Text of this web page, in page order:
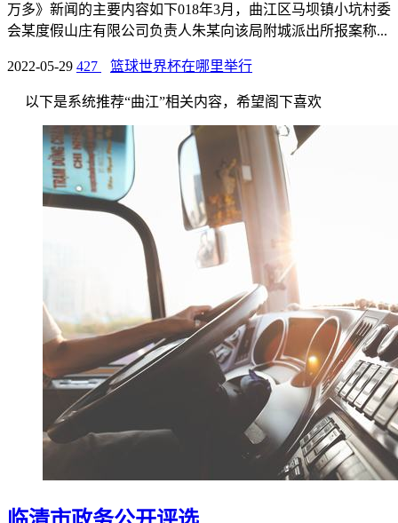
万多》新闻的主要内容如下018年3月，曲江区马坝镇小坑村委
会某度假山庄有限公司负责人朱某向该局附城派出所报案称...
2022-05-29 427 篮球世界杯在哪里举行
以下是系统推荐“曲江”相关内容，希望阁下喜欢